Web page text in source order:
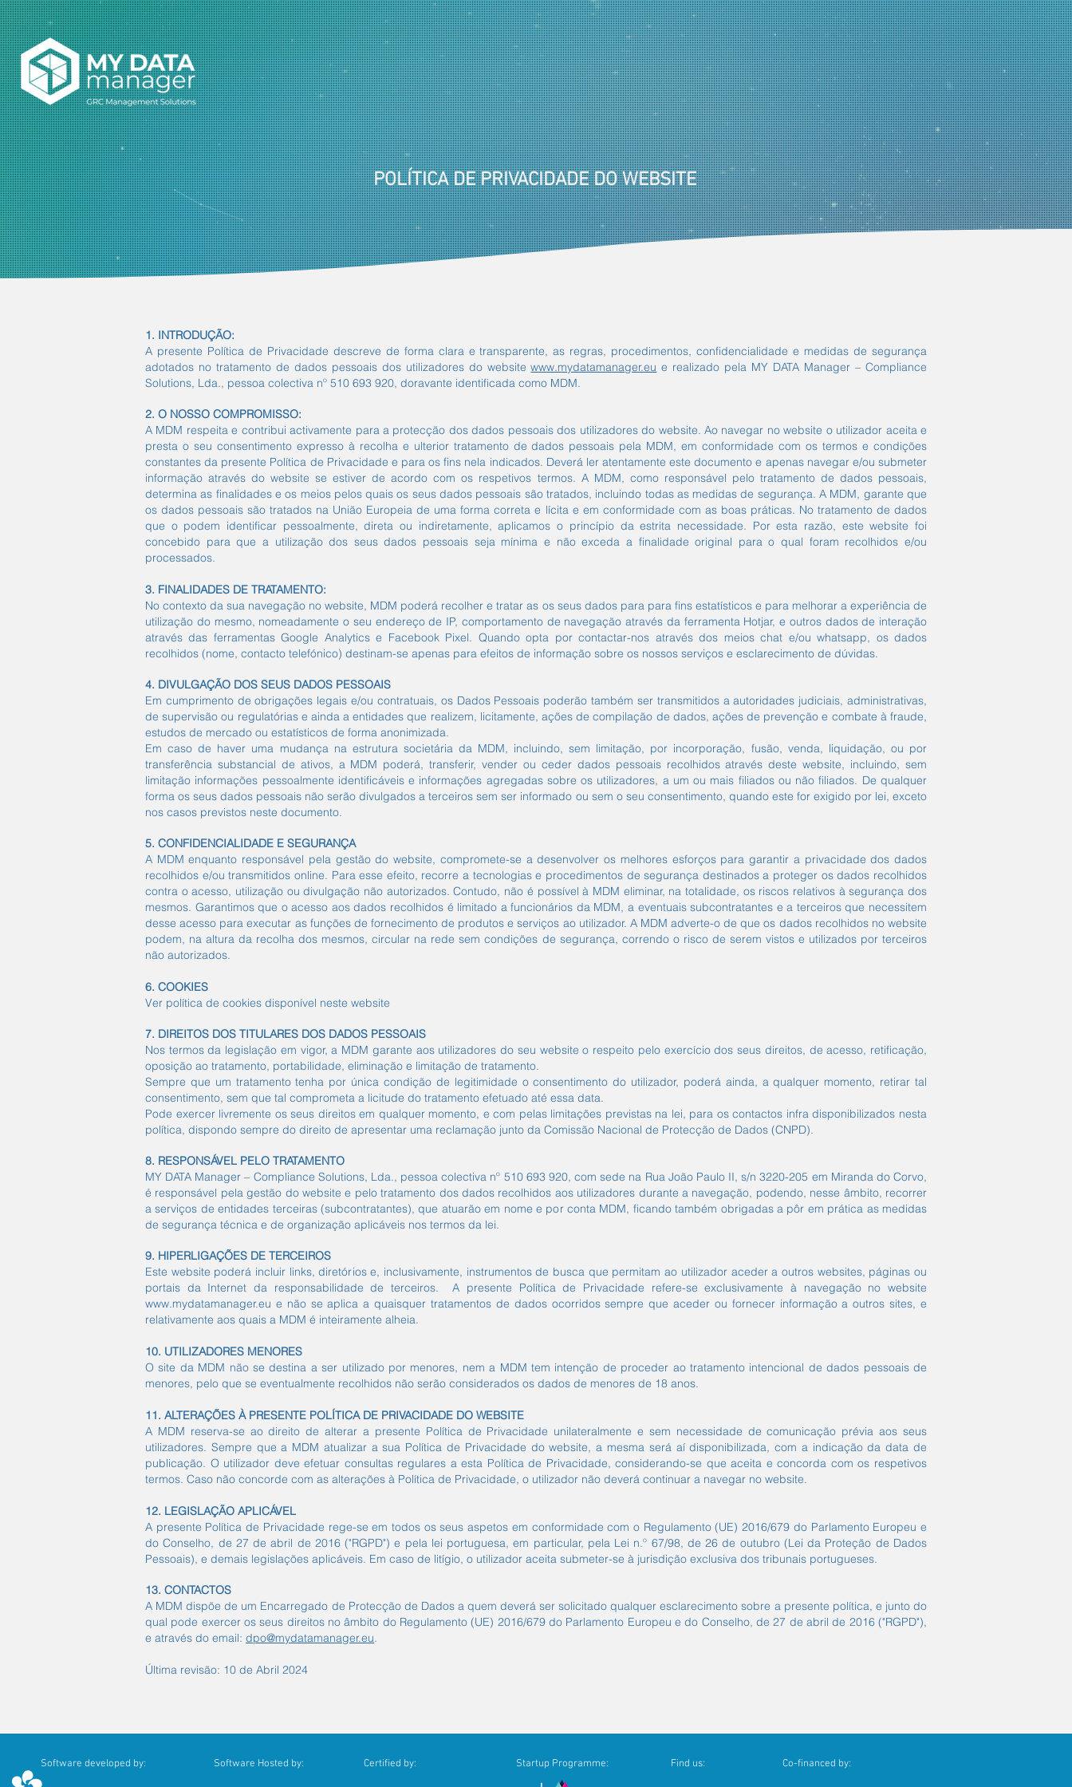
POLÍTICA DE PRIVACIDADE DO WEBSITE
1. INTRODUÇÃO:
A presente Política de Privacidade descreve de forma clara e transparente, as regras, procedimentos, confidencialidade e medidas de segurança
adotados no tratamento de dados pessoais dos utilizadores do websitewww.mydatamanager.eu e realizado pela MY DATA Manager – Compliance
Solutions, Lda., pessoa colectiva nº 510 693 920, doravante identificada como MDM.
2. O NOSSO COMPROMISSO:
A MDM respeita e contribui activamente para a protecção dos dados pessoais dos utilizadores do website. Ao navegar no website o utilizador aceita e
presta o seu consentimento expresso à recolha e ulterior tratamento de dados pessoais pela MDM, em conformidade com os termos e condições
constantes da presente Política de Privacidade e para os fins nela indicados. Deverá ler atentamente este documento e apenas navegar e/ou submeter
informação através do website se estiver de acordo com os respetivos termos. A MDM, como responsável pelo tratamento de dados pessoais,
determina as finalidades e os meios pelos quais os seus dados pessoais são tratados, incluindo todas as medidas de segurança. A MDM, garante que
os dados pessoais são tratados na União Europeia de uma forma correta e lícita e em conformidade com as boas práticas. No tratamento de dados
que o podem identificar pessoalmente, direta ou indiretamente, aplicamos o princípio da estrita necessidade. Por esta razão, este website foi
concebido para que a utilização dos seus dados pessoais seja mínima e não exceda a finalidade original para o qual foram recolhidos e/ou
processados.
3. FINALIDADES DE TRATAMENTO:
No contexto da sua navegação no website, MDM poderá recolher e tratar as os seus dados para para fins estatísticos e para melhorar a experiência de
utilização do mesmo, nomeadamente o seu endereço de IP, comportamento de navegação através da ferramenta Hotjar, e outros dados de interação
através das ferramentas Google Analytics e Facebook Pixel. Quando opta por contactar-nos através dos meios chat e/ou whatsapp, os dados
recolhidos (nome, contacto telefónico) destinam-se apenas para efeitos de informação sobre os nossos serviços e esclarecimento de dúvidas.
4. DIVULGAÇÃO DOS SEUS DADOS PESSOAIS
Em cumprimento de obrigações legais e/ou contratuais, os Dados Pessoais poderão também ser transmitidos a autoridades judiciais, administrativas,
de supervisão ou regulatórias e ainda a entidades que realizem, licitamente, ações de compilação de dados, ações de prevenção e combate à fraude,
estudos de mercado ou estatísticos de forma anonimizada.
Em caso de haver uma mudança na estrutura societária da MDM, incluindo, sem limitação, por incorporação, fusão, venda, liquidação, ou por
transferência substancial de ativos, a MDM poderá, transferir, vender ou ceder dados pessoais recolhidos através deste website, incluindo, sem
limitação informações pessoalmente identificáveis e informações agregadas sobre os utilizadores, a um ou mais filiados ou não filiados. De qualquer
forma os seus dados pessoais não serão divulgados a terceiros sem ser informado ou sem o seu consentimento, quando este for exigido por lei, exceto
nos casos previstos neste documento.
5. ​ CONFIDENCIALIDADE E SEGURANÇA
A MDM enquanto responsável pela gestão do website, compromete-se a desenvolver os melhores esforços para garantir a privacidade dos dados
recolhidos e/ou transmitidos online. Para esse efeito, recorre a tecnologias e procedimentos de segurança destinados a proteger os dados recolhidos
contra o acesso, utilização ou divulgação não autorizados. Contudo, não é possível à MDM eliminar, na totalidade, os riscos relativos à segurança dos
mesmos. Garantimos que o acesso aos dados recolhidos é limitado a funcionários da MDM, a eventuais subcontratantes e a terceiros que necessitem
desse acesso para executar as funções de fornecimento de produtos e serviços ao utilizador. A MDM adverte-o de que os dados recolhidos no website
podem, na altura da recolha dos mesmos, circular na rede sem condições de segurança, correndo o risco de serem vistos e utilizados por terceiros
não autorizados.
6. COOKIES
Ver política de cookies disponível neste website
7. DIREITOS DOS TITULARES DOS DADOS PESSOAIS
Nos termos da legislação em vigor, a MDM garante aos utilizadores do seu website o respeito pelo exercício dos seus direitos, de acesso, retificação,
oposição ao tratamento, portabilidade, eliminação e limitação de tratamento.
Sempre que um tratamento tenha por única condição de legitimidade o consentimento do utilizador, poderá ainda, a qualquer momento, retirar tal
consentimento, sem que tal comprometa a licitude do tratamento efetuado até essa data.
Pode exercer livremente os seus direitos em qualquer momento, e com pelas limitações previstas na lei, para os contactos infra disponibilizados nesta
política, dispondo sempre do direito de apresentar uma reclamação junto da Comissão Nacional de Protecção de Dados (CNPD).
8. RESPONSÁVEL PELO TRATAMENTO
MY DATA Manager – Compliance Solutions, Lda., pessoa colectiva nº 510 693 920, com sede na Rua João Paulo II, s/n 3220-205 em Miranda do Corvo,
é responsável pela gestão do website e pelo tratamento dos dados recolhidos aos utilizadores durante a navegação, podendo, nesse âmbito, recorrer
a serviços de entidades terceiras (subcontratantes), que atuarão em nome e por conta MDM, ficando também obrigadas a pôr em prática as medidas
de segurança técnica e de organização aplicáveis nos termos da lei.
9. HIPERLIGAÇÕES DE TERCEIROS
Este website poderá incluir links, diretórios e, inclusivamente, instrumentos de busca que permitam ao utilizador aceder a outros websites, páginas ou
portais da Internet da responsabilidade de terceiros. A presente Política de Privacidade refere-se exclusivamente à navegação no website
www.mydatamanager.eu e não se aplica a quaisquer tratamentos de dados ocorridos sempre que aceder ou fornecer informação a outros sites, e
relativamente aos quais a MDM é inteiramente alheia.
10. UTILIZADORES MENORES
O site da MDM não se destina a ser utilizado por menores, nem a MDM tem intenção de proceder ao tratamento intencional de dados pessoais de
menores, pelo que se eventualmente recolhidos não serão considerados os dados de menores de 18 anos.
11. ALTERAÇÕES À PRESENTE POLÍTICA DE PRIVACIDADE DO WEBSITE
A MDM reserva-se ao direito de alterar a presente Política de Privacidade unilateralmente e sem necessidade de comunicação prévia aos seus
utilizadores. Sempre que a MDM atualizar a sua Política de Privacidade do website, a mesma será aí disponibilizada, com a indicação da data de
publicação. O utilizador deve efetuar consultas regulares a esta Política de Privacidade, considerando-se que aceita e concorda com os respetivos
termos. Caso não concorde com as alterações à Política de Privacidade, o utilizador não deverá continuar a navegar no website.
12. LEGISLAÇÃO APLICÁVEL
A presente Política de Privacidade rege-se em todos os seus aspetos em conformidade com o Regulamento (UE) 2016/679 do Parlamento Europeu e
do Conselho, de 27 de abril de 2016 ("RGPD") e pela lei portuguesa, em particular, pela Lei n.º 67/98, de 26 de outubro (Lei da Proteção de Dados
Pessoais), e demais legislações aplicáveis. Em caso de litígio, o utilizador aceita submeter-se à jurisdição exclusiva dos tribunais portugueses.
13. CONTACTOS
A MDM dispõe de um Encarregado de Protecção de Dados a quem deverá ser solicitado qualquer esclarecimento sobre a presente política, e junto do
qual pode exercer os seus direitos no âmbito do Regulamento (UE) 2016/679 do Parlamento Europeu e do Conselho, de 27 de abril de 2016 ("RGPD"),
e através do email: dpo@mydatamanager.eu.
Última revisão: 10 de Abril 2024
Software developed by: Software Hosted by: Certified by: Startup Programme: Find us: Co-financed by: